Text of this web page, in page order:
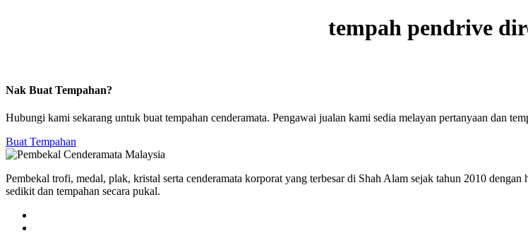
tempah pendrive
Nak Buat Tempahan?
Hubungi kami sekarang untuk buat tempahan cenderamata. Pengawai jualan kami sedia melayan pertanyaan dan
Buat Tempahan
Pembekal trofi, medal, plak, kristal serta cenderamata korporat yang terbesar di Shah Alam sejak tahun 2010
sedikit dan tempahan secara pukal.